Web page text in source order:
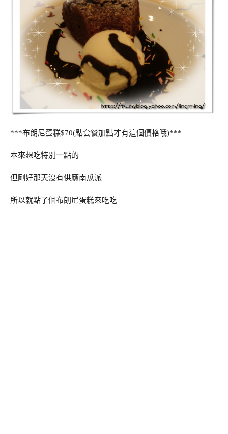
***布朗尼蛋糕$70(點套餐加點才有這個價格哦)***
本來想吃特別一點的
但剛好那天沒有供應南瓜派
所以就點了個布朗尼蛋糕來吃吃